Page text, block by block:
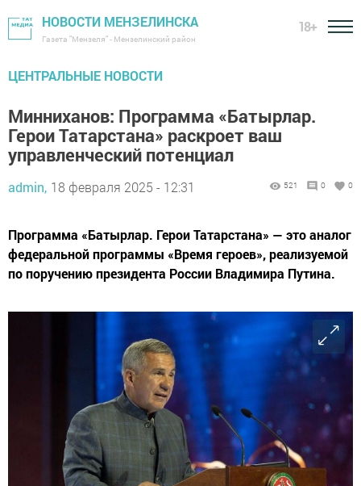
НОВОСТИ МЕНЗЕЛИНСКА
Газета "Мензеля" - Мензелинский район
18+
ЦЕНТРАЛЬНЫЕ НОВОСТИ
Минниханов: Программа «Батырлар.
Герои Татарстана» раскроет ваш
управленческий потенциал
admin, 18 февраля 2025 - 12:31 521 0 0
Программа «Батырлар. Герои Татарстана» — это аналог
федеральной программы «Время героев», реализуемой
по поручению президента России Владимира Путина.